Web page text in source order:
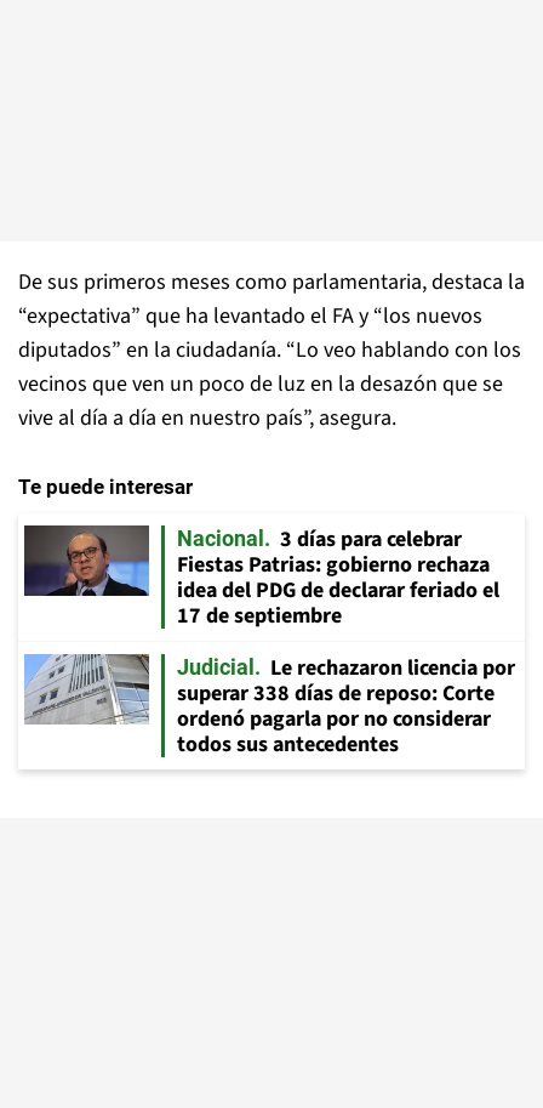
De sus primeros meses como parlamentaria, destaca la
“expectativa” que ha levantado el FA y “los nuevos
diputados” en la ciudadanía. “Lo veo hablando con los
vecinos que ven un poco de luz en la desazón que se
vive al día a día en nuestro país”, asegura.
Te puede interesar
Nacional
3 días para celebrar
Fiestas Patrias: gobierno rechaza
idea del PDG de declarar feriado el
17 de septiembre
Judicial
Le rechazaron licencia por
superar 338 días de reposo: Corte
ordenó pagarla por no considerar
todos sus antecedentes